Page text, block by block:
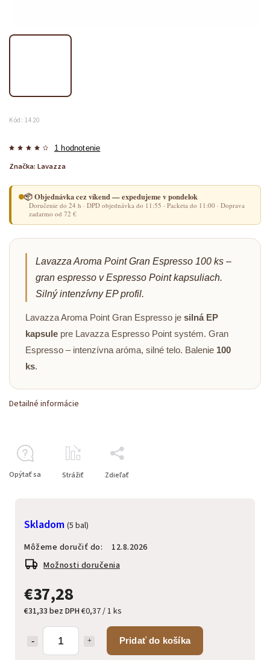
Kód: 1420
1 hodnotenie
Značka: Lavazza
€37,28
€31,33 bez DPH€0,37 / 1 ks
Pridať do košíka
Skladom (5 bal)
Môžeme doručiť do:
12.8.2026
Možnosti doručenia
📦 Objednávka cez víkend — expedujeme v pondelok
Doručenie do 24 h · DPD objednávka do 11:55 · Packeta do 11:00 · Doprava
zadarmo od 72 €
Lavazza Aroma Point Gran Espresso 100 ks –
gran espresso v Espresso Point kapsuliach.
Silný intenzívny EP profil.
Lavazza Aroma Point Gran Espresso je silná EP
kapsule pre Lavazza Espresso Point systém. Gran
Espresso – intenzívna aróma, silné telo. Balenie 100
ks.
Detailné informácie
Opýtať sa Strážiť Zdieľať